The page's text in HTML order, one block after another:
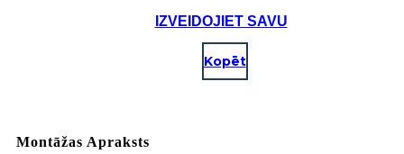
IZVEIDOJIET SAVU
Kopēt
Montāžas Apraksts